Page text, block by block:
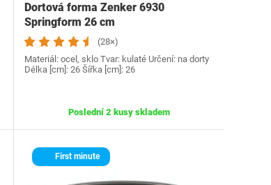
Dortová forma Zenker 6930
Springform 26 cm
(28×)
Materiál: ocel, sklo Tvar: kulaté Určení: na dorty
Délka [cm]: 26 Šířka [cm]: 26
Poslední 2 kusy skladem
First minute